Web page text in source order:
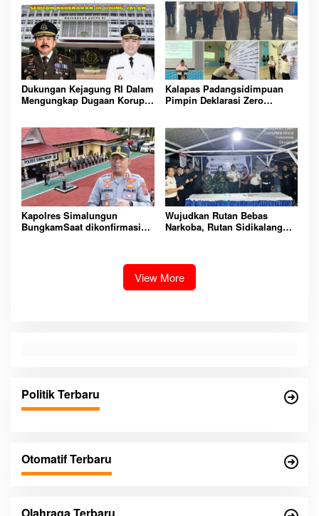
LINGKUNGAN
PEMASYARAKATAN YANG
AMAN
Dukungan Kejagung RI Dalam
Mengungkap Dugaan Korupsi
Dan Tangkap!
Kalapas Padangsidimpuan
Pimpin Deklarasi Zero
Padangsidimpuan
Kapolres Simalungun
BungkamSaat dikonfirmasi
Dikecamatan gunung malela
Wujudkan Rutan Bebas
Narkoba, Rutan Sidikalang
View More
Politik Terbaru
Otomatif Terbaru